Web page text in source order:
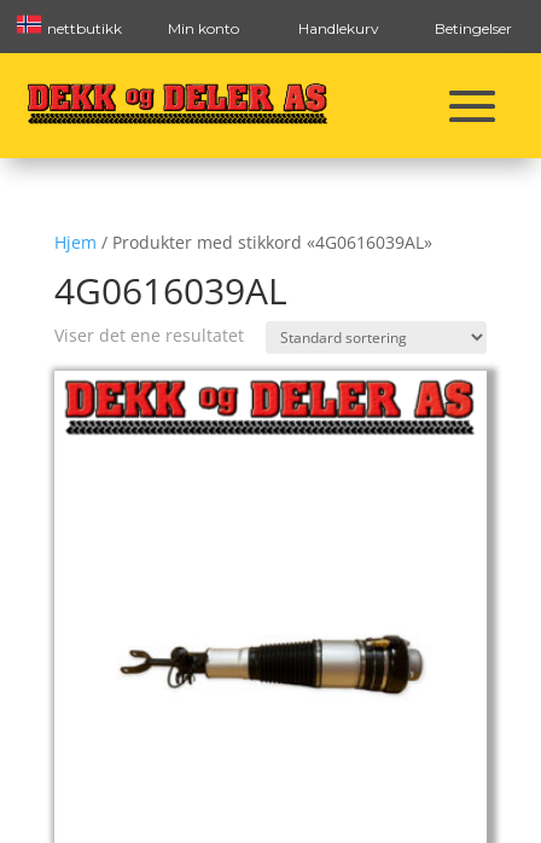
nettbutikk Min konto Handlekurv Betingelser
Hjem / Produkter med stikkord «4G0616039AL»
4G0616039AL
Viser det ene resultatet